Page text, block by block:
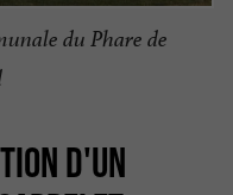
du Phare de
D'UN